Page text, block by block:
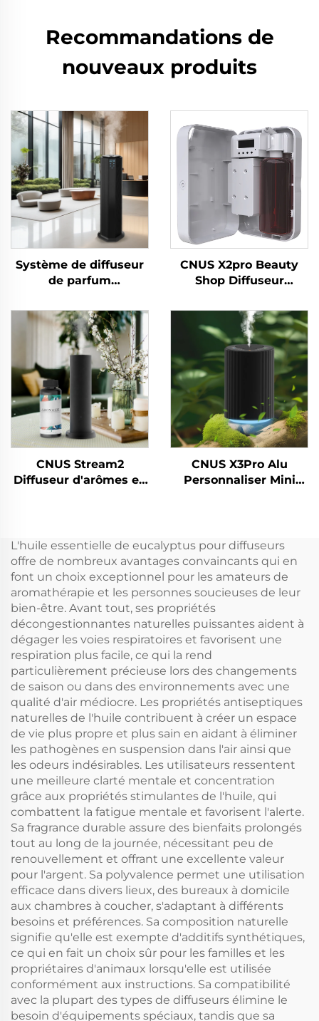
Recommandations de
nouveaux produits
Système de diffuseur
de parfum
salle de bain/bureau
d'hôtel/salle de bain
commerciale CNUS
S3000TF
CNUS X2pro Beauty
Shop Diffuseur
professionnel et
commercial pour
parfums, huiles
essentielles et
parfums d'hôtel
CNUS Stream2
Diffuseur d'arômes en
contrôle intelligent
sans fil WIFI
CNUS X3Pro Alu
Personnaliser Mini
Parfumée Sans Eau
Diffuseur D'arômes De
Voiture
L'huile essentielle de eucalyptus pour diffuseurs
offre de nombreux avantages convaincants qui en
font un choix exceptionnel pour les amateurs de
aromathérapie et les personnes soucieuses de leur
bien-être. Avant tout, ses propriétés
décongestionnantes naturelles puissantes aident à
dégager les voies respiratoires et favorisent une
respiration plus facile, ce qui la rend
particulièrement précieuse lors des changements
de saison ou dans des environnements avec une
qualité d'air médiocre. Les propriétés antiseptiques
naturelles de l'huile contribuent à créer un espace
de vie plus propre et plus sain en aidant à éliminer
les pathogènes en suspension dans l'air ainsi que
les odeurs indésirables. Les utilisateurs ressentent
une meilleure clarté mentale et concentration
grâce aux propriétés stimulantes de l'huile, qui
combattent la fatigue mentale et favorisent l'alerte.
Sa fragrance durable assure des bienfaits prolongés
tout au long de la journée, nécessitant peu de
renouvellement et offrant une excellente valeur
pour l'argent. Sa polyvalence permet une utilisation
efficace dans divers lieux, des bureaux à domicile
aux chambres à coucher, s'adaptant à différents
besoins et préférences. Sa composition naturelle
signifie qu'elle est exempte d'additifs synthétiques,
ce qui en fait un choix sûr pour les familles et les
propriétaires d'animaux lorsqu'elle est utilisée
conformément aux instructions. Sa compatibilité
avec la plupart des types de diffuseurs élimine le
besoin d'équipements spéciaux, tandis que sa